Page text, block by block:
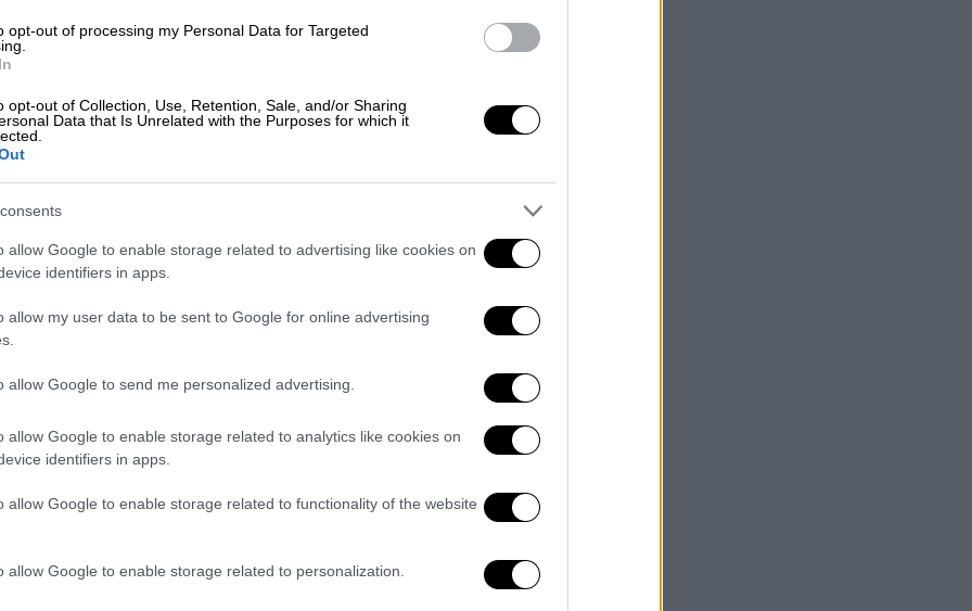
opt-out of processing my Personal Data for Targeted
opt-out of Collection, Use, Retention, Sale, and/or Sharing
Data that Is Unrelated with the Purposes for which it
allow Google to enable storage related to advertising like cookies on
identifiers in apps.
allow my user data to be sent to Google for online advertising
allow Google to send me personalized advertising.
allow Google to enable storage related to analytics like cookies on
identifiers in apps.
allow Google to enable storage related to functionality of the website
allow Google to enable storage related to personalization.
συγκρούστηκαν, με αποτέλεσμα να
ΕΚΑΒΘεσσαλονίκης επιχείρησε στο
γιατρό και με ένα συμβατικό
2 τραυματισμένων ατόμων
στο ΕΚΑΒ, συνεπεία τροχαίου,
(πλησίον κόμβος
διασωληνωμένος σε σοβαρή κατάσταση
αιμοδυναμικά και χωρίς εμφανείς
ελαφρά είναι
μετέβαινε στην εργασία του. Λόγω του
πάνω στο κόκκινο.